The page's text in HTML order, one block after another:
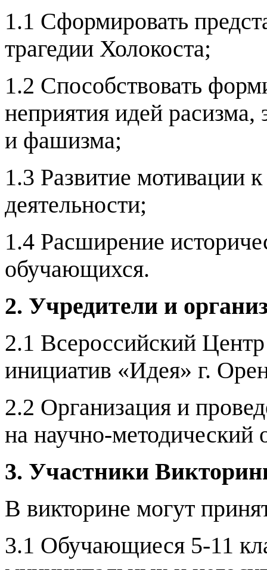
1.1 Сформировать
трагедии Холокоста;
1.2 Способствовать
неприятия идей расизма,
и фашизма;
1.3 Развитие мотивации
деятельности;
1.4 Расширение
обучающихся.
2. Учредители и
2.1 Всероссийский
инициатив «Идея» г.
2.2 Организация и
на научно-
3. Участники
В викторине могут
3.1 Обучающиеся 5-11